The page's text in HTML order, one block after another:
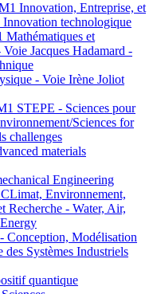
Innovation, Entreprise, et
Innovation technologique
et
Jacques Hadamard -
- Voie Irène Joliot
STEPE - Sciences pour
Sciences for
challenges
materials
Engineering
Environnement,
Recherche - Water, Air,
Modélisation
des Systèmes Industriels
quantique